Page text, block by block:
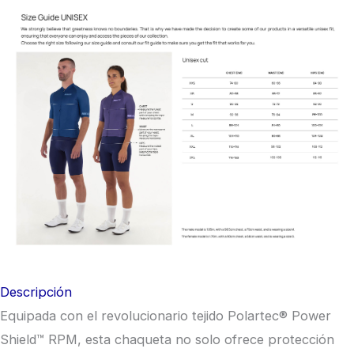
Descripción
Equipada con el revolucionario tejido Polartec® Power
Shield™ RPM, esta chaqueta no solo ofrece protección